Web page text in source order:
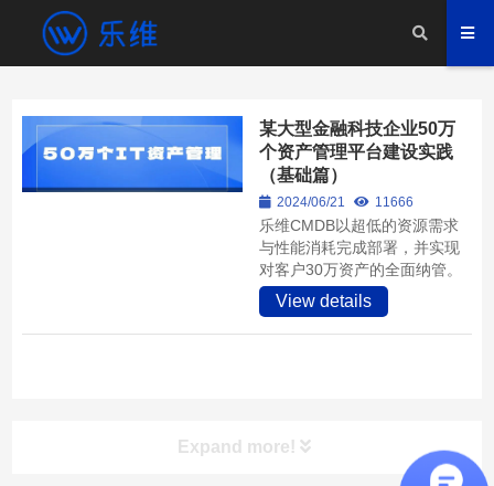
某大型金融科技企业50万
个资产管理平台建设实践
（基础篇）
2024/06/21 11666
乐维CMDB以超低的资源需求
与性能消耗完成部署，并实现
对客户30万资产的全面纳管。
View details
Expand more!